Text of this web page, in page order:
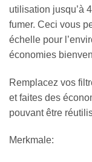
utilisation jusqu’à
fumer. Ceci vous
échelle pour
économies
Remplacez vos
et faites des
pouvant être
Merkmale: